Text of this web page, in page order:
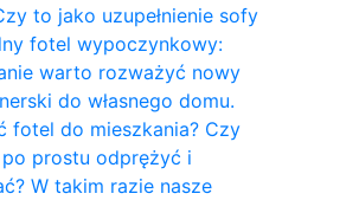
to jako uzupełnienie sofy
fotel wypoczynkowy:
warto rozważyć nowy
do własnego domu.
fotel do mieszkania? Czy
prostu odprężyć i
W takim razie nasze